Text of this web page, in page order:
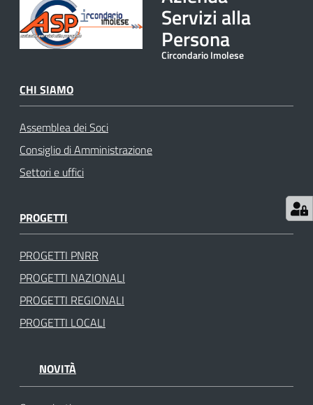
argomenti
Servizi alla
Persona
Circondario Imolese
CHI SIAMO
Assemblea dei Soci
Consiglio di Amministrazione
Settori e uffici
PROGETTI
PROGETTI PNRR
PROGETTI NAZIONALI
PROGETTI REGIONALI
PROGETTI LOCALI
NOVITÀ